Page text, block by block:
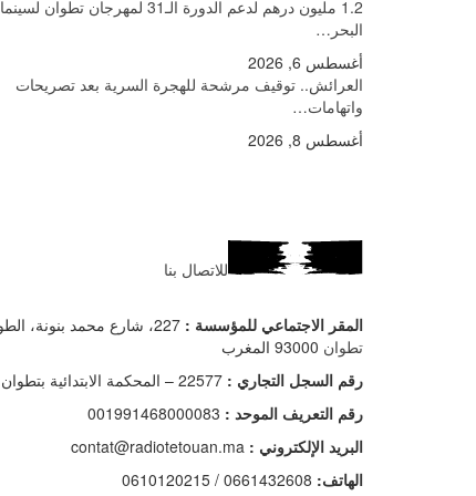
1.2 مليون درهم لدعم الدورة الـ31 لمهرجان تطوان لسينما
البحر…
أغسطس 6, 2026
العرائش.. توقيف مرشحة للهجرة السرية بعد تصريحات
واتهامات…
أغسطس 8, 2026
للاتصال بنا
المقر الاجتماعي للمؤسسة : 227، شارع محمد بنونة، الطويلع –
تطوان
رقم السجل التجاري : 22577 – المحكمة الابتدائية بتطوان
رقم التعريف الموحد : 001991468000083
البريد الإلكتروني : contat@radiotetouan.ma
الهاتف: 0661432608 / 0610120215